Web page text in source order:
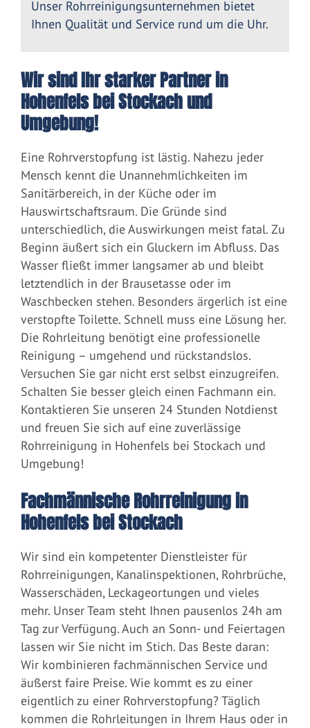
Unser Rohrreinigungsunternehmen bietet
Ihnen Qualität und Service rund um die Uhr.
Wir sind Ihr starker Partner in
Hohenfels bei Stockach und
Umgebung!
Eine Rohrverstopfung ist lästig. Nahezu jeder
Mensch kennt die Unannehmlichkeiten im
Sanitärbereich, in der Küche oder im
Hauswirtschaftsraum. Die Gründe sind
unterschiedlich, die Auswirkungen meist fatal. Zu
Beginn äußert sich ein Gluckern im Abfluss. Das
Wasser fließt immer langsamer ab und bleibt
letztendlich in der Brausetasse oder im
Waschbecken stehen. Besonders ärgerlich ist eine
verstopfte Toilette. Schnell muss eine Lösung her.
Die Rohrleitung benötigt eine professionelle
Reinigung – umgehend und rückstandslos.
Versuchen Sie gar nicht erst selbst einzugreifen.
Schalten Sie besser gleich einen Fachmann ein.
Kontaktieren Sie unseren 24 Stunden Notdienst
und freuen Sie sich auf eine zuverlässige
Rohrreinigung in Hohenfels bei Stockach und
Umgebung!
Fachmännische Rohrreinigung in
Hohenfels bei Stockach
Wir sind ein kompetenter Dienstleister für
Rohrreinigungen, Kanalinspektionen, Rohrbrüche,
Wasserschäden, Leckageortungen und vieles
mehr. Unser Team steht Ihnen pausenlos 24h am
Tag zur Verfügung. Auch an Sonn- und Feiertagen
lassen wir Sie nicht im Stich. Das Beste daran:
Wir kombinieren fachmännischen Service und
äußerst faire Preise. Wie kommt es zu einer
eigentlich zu einer Rohrverstopfung? Täglich
kommen die Rohrleitungen in Ihrem Haus oder in